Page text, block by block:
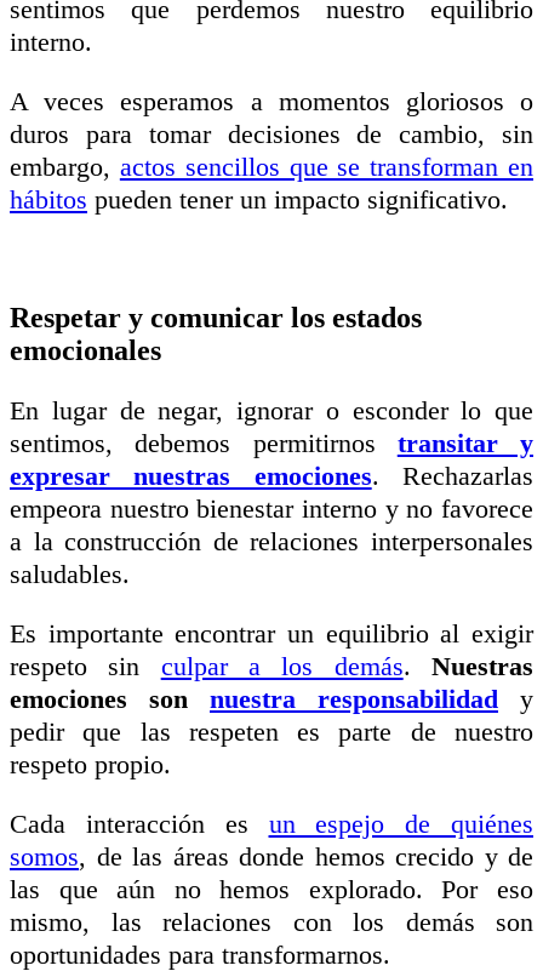
sentimos que perdemos nuestro equilibrio
interno.
A veces esperamos a momentos gloriosos o
duros para tomar decisiones de cambio, sin
embargo, actos sencillos que se transforman en
hábitos pueden tener un impacto significativo.
Respetar y comunicar los estados
emocionales
En lugar de negar, ignorar o esconder lo que
sentimos, debemos permitirnos transitar y
expresar nuestras emociones. Rechazarlas
empeora nuestro bienestar interno y no favorece
a la construcción de relaciones interpersonales
saludables.
Es importante encontrar un equilibrio al exigir
respeto sin culpar a los demás.Nuestras
emociones son nuestra responsabilidad y
pedir que las respeten es parte de nuestro
respeto propio.
Cada interacción es un espejo de quiénes
somos, de las áreas donde hemos crecido y de
las que aún no hemos explorado. Por eso
mismo, las relaciones con los demás son
oportunidades para transformarnos.